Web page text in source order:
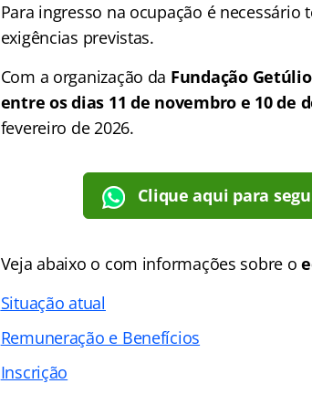
Para ingresso na ocupação é
exigências previstas.
Com a organização da Fundação
entre os dias 11 de novembro e 10 de
fevereiro de 2026.
Clique aqui para
Veja abaixo o com informações sobre o
Situação atual
Remuneração e Benefícios
Inscrição